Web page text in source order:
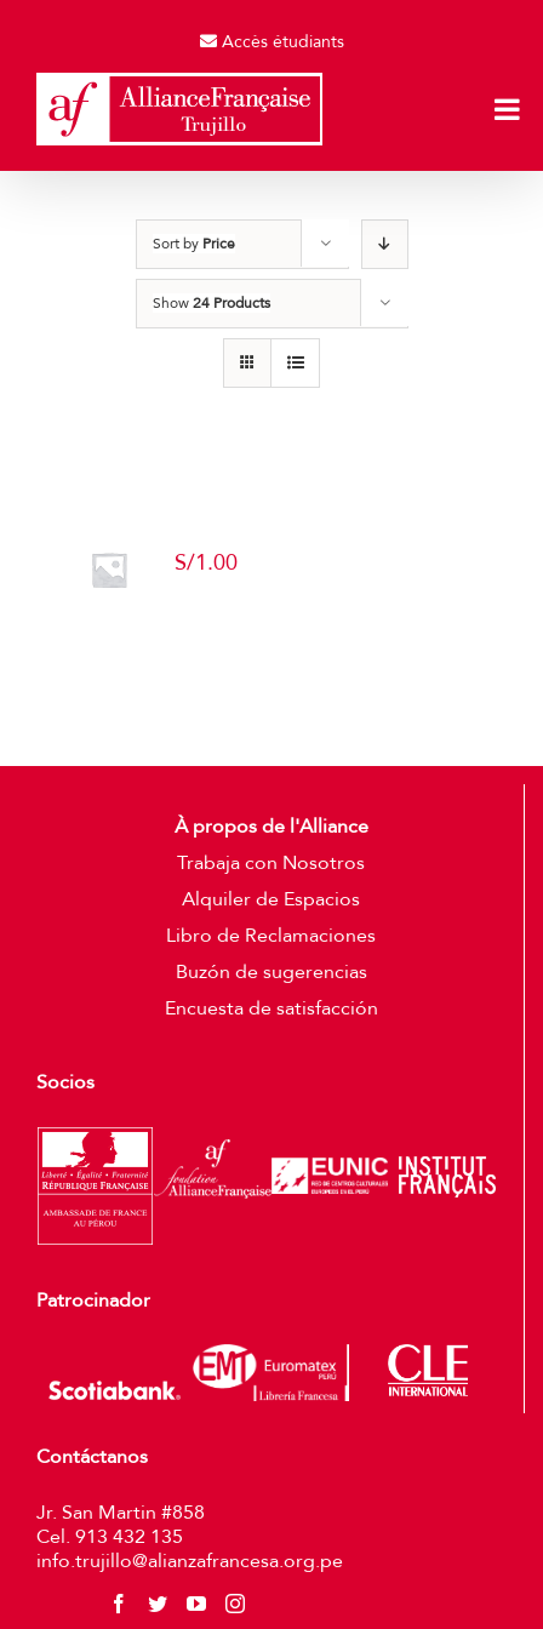
Accès étudiants
Sort by Price
Show24 Products
S/1.00
À propos de l'Alliance
Trabaja con Nosotros
Alquiler de Espacios
Libro de Reclamaciones
Buzón de sugerencias
Encuesta de satisfacción
Socios
Patrocinador
Contáctanos
Jr. San Martin #858
Cel. 913 432 135
info.trujillo@alianzafrancesa.org.pe